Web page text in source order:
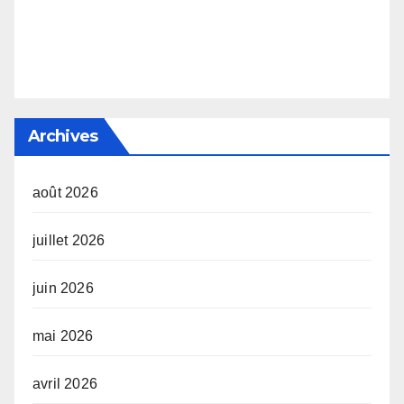
Archives
août 2026
juillet 2026
juin 2026
mai 2026
avril 2026